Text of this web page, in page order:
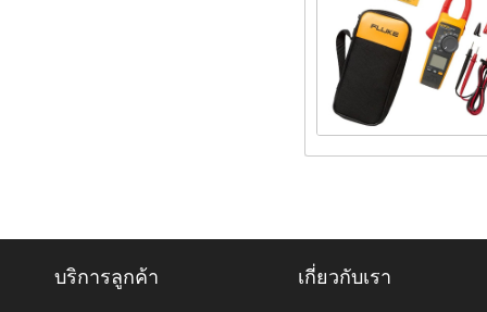
บริการลูกค้า เกี่ยวกับเรา